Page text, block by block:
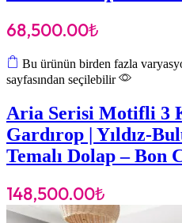
68,500.00₺
Bu ürünün birden fazla
sayfasından seçilebilir
Aria Serisi Motifli 3
Gardırop | Yıldız-
Temalı Dolap – Bon
148,500.00₺